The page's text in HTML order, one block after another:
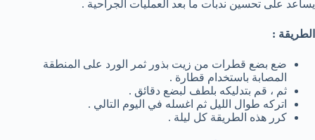
يساعد على تحسين ندبات ما بعد العمليات الجراحية .
الطريقة :
ضع بضع قطرات من زيت بذور ثمر الورد على المنطقة
المصابة باستخدام قطارة .
ثم ، قم بتدليكه بلطف لبضع دقائق .
اتركه طوال الليل ثم اغسله في اليوم التالي .
كرر هذه الطريقة كل ليلة .